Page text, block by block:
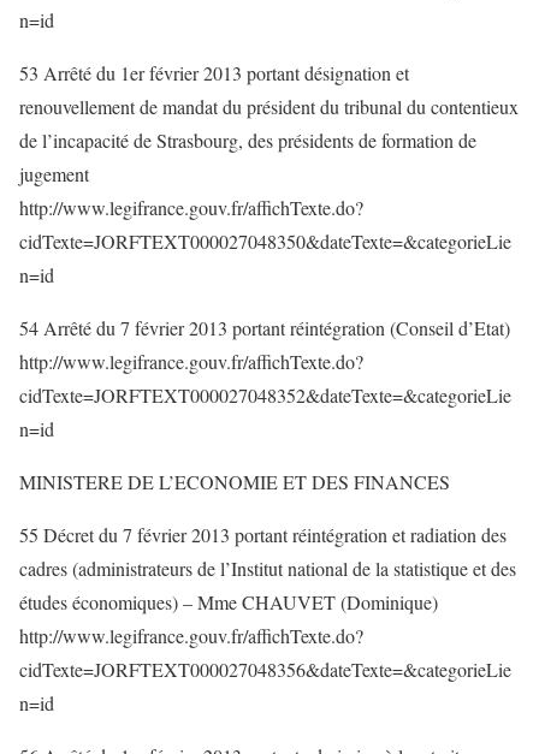
n=id
53 Arrêté du 1er février 2013 portant désignation et
renouvellement de mandat du président du tribunal du contentieux
de l’incapacité de Strasbourg, des présidents de formation de
jugement
http://www.legifrance.gouv.fr/affichTexte.do?
cidTexte=JORFTEXT000027048350&dateTexte=&categorieLie
n=id
54 Arrêté du 7 février 2013 portant réintégration (Conseil d’Etat)
http://www.legifrance.gouv.fr/affichTexte.do?
cidTexte=JORFTEXT000027048352&dateTexte=&categorieLie
n=id
MINISTERE DE L’ECONOMIE ET DES FINANCES
55 Décret du 7 février 2013 portant réintégration et radiation des
cadres (administrateurs de l’Institut national de la statistique et des
études économiques) – Mme CHAUVET (Dominique)
http://www.legifrance.gouv.fr/affichTexte.do?
cidTexte=JORFTEXT000027048356&dateTexte=&categorieLie
n=id